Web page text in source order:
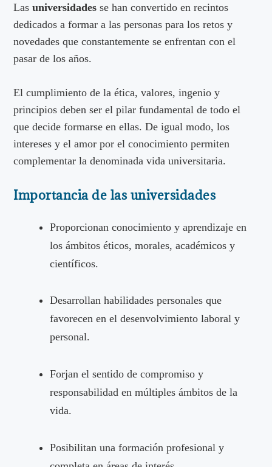
Lasuniversidades se han convertido en recintos
dedicados a formar a las personas para los retos y
novedades que constantemente se enfrentan con el
pasar de los años.
El cumplimiento de la ética, valores, ingenio y
principios deben ser el pilar fundamental de todo el
que decide formarse en ellas. De igual modo, los
intereses y el amor por el conocimiento permiten
complementar la denominada vida universitaria.
Importancia de las universidades
Proporcionan conocimiento y aprendizaje en
los ámbitos éticos, morales, académicos y
científicos.
Desarrollan habilidades personales que
favorecen en el desenvolvimiento laboral y
personal.
Forjan el sentido de compromiso y
responsabilidad en múltiples ámbitos de la
vida.
Posibilitan una formación profesional y